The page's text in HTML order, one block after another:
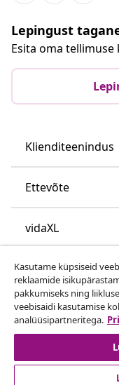
Lepingust
Esita oma
Klienditeenindus
Ettevõte
vidaXL
Vaata rohkem
© 2008-2026
Kasutame küpsiseid
reklaamide
pakkumiseks ning
veebisaidi kasutamise
analüüsipartneritega.